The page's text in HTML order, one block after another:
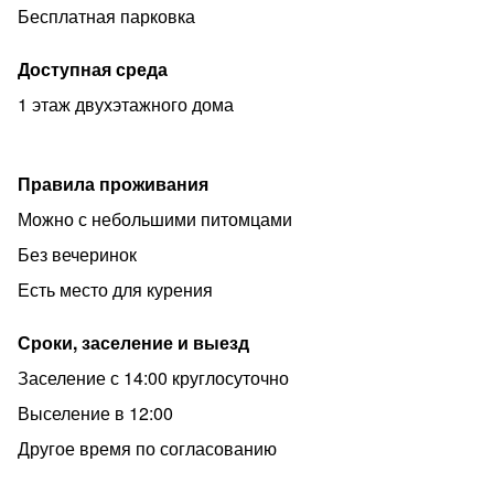
для авто. Пользование парковкой и остальными
проживания.
Бесплатная парковка
Доступная среда
1 этаж двухэтажного дома
Правила проживания
Можно с небольшими питомцами
Без вечеринок
Есть место для курения
Сроки, заселение и выезд
Заселение с 14:00 круглосуточно
Выселение в 12:00
Другое время по согласованию